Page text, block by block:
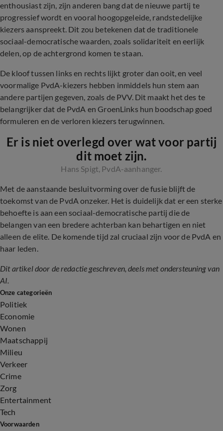
enthousiast zijn, zijn anderen bang dat de nieuwe partij te
progressief wordt en vooral hoogopgeleide, randstedelijke
kiezers aanspreekt. Dit zou betekenen dat de traditionele
sociaal-democratische waarden, zoals solidariteit en eerlijk
delen, op de achtergrond komen te staan.
De kloof tussen links en rechts lijkt groter dan ooit, en veel
voormalige PvdA-kiezers hebben inmiddels hun stem aan
andere partijen gegeven, zoals de PVV. Dit maakt het des te
belangrijker dat de PvdA en GroenLinks hun boodschap goed
formuleren en de verloren kiezers terugwinnen.
Er is niet overlegd over wat voor partij
dit moet zijn.
Hans Spigt, PvdA-aanhanger.
Met de aanstaande besluitvorming over de fusie blijft de
toekomst van de PvdA onzeker. Het is duidelijk dat er een sterke
behoefte is aan een sociaal-democratische partij die de
belangen van een bredere achterban kan behartigen en niet
alleen de elite. De komende tijd zal cruciaal zijn voor de PvdA en
haar leden.
Dit artikel door de redactie geschreven, deels met ondersteuning van
AI.
Onze categorieën
Politiek
Economie
Wonen
Maatschappij
Milieu
Verkeer
Crime
Zorg
Entertainment
Tech
Voorwaarden